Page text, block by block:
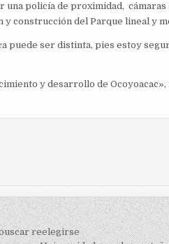
policía de proximidad, cámaras
y construcción del Parque lineal y
puede ser distinta, pies estoy
y desarrollo de
reelegirse